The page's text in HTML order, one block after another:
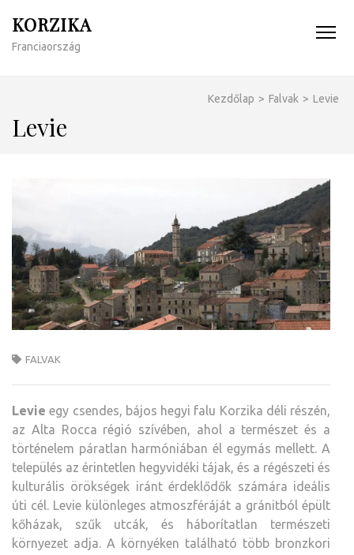
KORZIKA
Franciaország
Kezdőlap > Falvak > Levie
Levie
FALVAK
Levie egy csendes, bájos hegyi falu Korzika déli részén,
az Alta Rocca régió szívében, ahol a természet és a
történelem páratlan harmóniában él egymás mellett. A
település az érintetlen hegyvidéki tájak, és a régészeti és
kulturális örökségek iránt érdeklődők számára ideális
úti cél. Levie különleges atmoszféráját a gránitból épült
kőházak, szűk utcák, és háborítatlan természeti
környezet adja. A környéken található több bronzkori